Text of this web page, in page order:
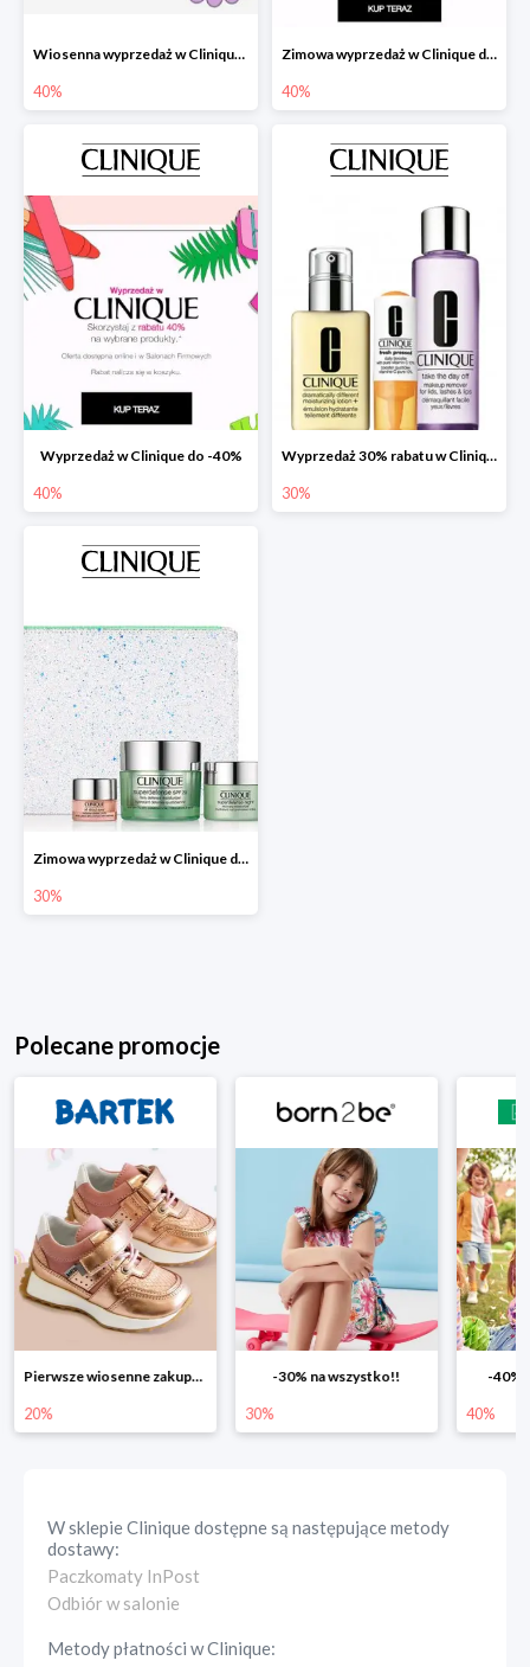
Wiosenna wyprzedaż w Clinique -40%
40%
Zimowa wyprzedaż w Clinique do -40%
40%
Wyprzedaż w Clinique do -40%
40%
Wyprzedaż 30% rabatu w Clinique
30%
Zimowa wyprzedaż w Clinique do -30%
30%
Polecane promocje
Pierwsze wiosenne zakupy -20%
20%
-30% na wszystko!!
30%
-40%
40%
W sklepieCliniquedostępne są następujące metody
dostawy:
Paczkomaty InPost
Odbiór w salonie
Metody płatności wClinique: